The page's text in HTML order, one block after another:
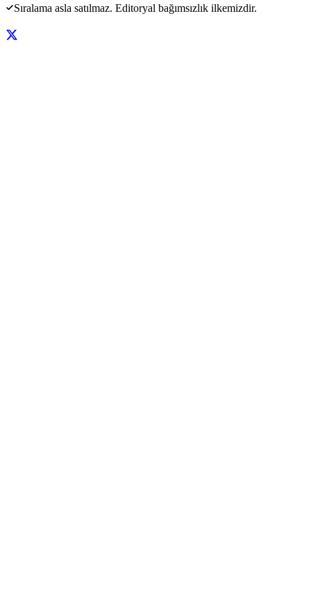
Sıralama asla satılmaz. Editoryal bağımsızlık ilkemizdir.